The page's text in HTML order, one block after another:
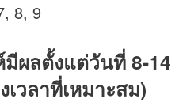
8, 9
ผลตั้งแต่วันที่ 8-14
วลาที่เหมาะสม)